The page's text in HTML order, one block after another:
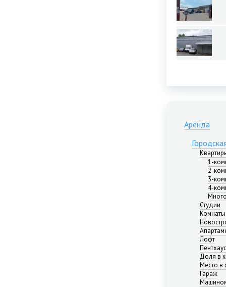
Аренда
1-
2-
3-
4-
Студии
Комнаты
Лофт
Пентхаус
Доля в
Место в
Гараж